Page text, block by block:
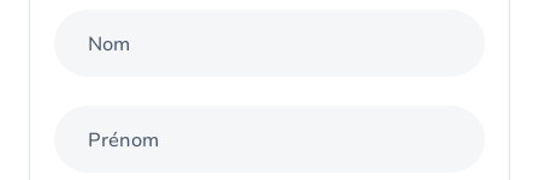
Nom
Prénom